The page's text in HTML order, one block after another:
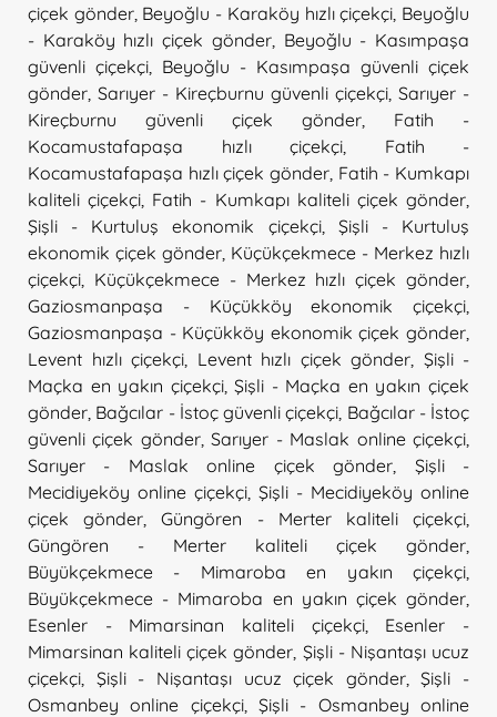
çiçek gönder, Beyoğlu - Karaköy hızlı çiçekçi Beyoğlu
- Karaköy hızlı çiçek gönder, Beyoğlu - Kasımpaşa
güvenli çiçekçi
Beyoğlu - Kasımpaşa güvenli çiçek
gönder Sarıyer - Kireçburnu güvenli çiçekçi Sarıyer -
Kireçburnu güvenli çiçek gönder
Fatih -
Kocamustafapaşa hızlı çiçekçi
Fatih -
Kocamustafapaşa hızlı çiçek gönder Fatih - Kumkapı
kaliteli çiçekçi Fatih - Kumkapı kaliteli çiçek gönder
Şişli - Kurtuluş ekonomik çiçekçi, Şişli - Kurtuluş
ekonomik çiçek gönder Küçükçekmece - Merkez hızlı
çiçekçi
Küçükçekmece - Merkez hızlı çiçek gönder
Gaziosmanpaşa - Küçükköy ekonomik çiçekçi
Gaziosmanpaşa - Küçükköy ekonomik çiçek gönder
Levent hızlı çiçekçi
Levent hızlı çiçek gönder Şişli -
Maçka en yakın çiçekçi,Şişli - Maçka en yakın çiçek
gönder Bağcılar - İstoç güvenli çiçekçi Bağcılar - İstoç
güvenli çiçek gönder,Sarıyer - Maslak online çiçekçi
Sarıyer - Maslak online çiçek gönder
Şişli -
Mecidiyeköy online çiçekçi Şişli - Mecidiyeköy online
çiçek gönder ,Güngören - Merter kaliteli çiçekçi
Güngören - Merter kaliteli çiçek gönder
Büyükçekmece - Mimaroba en yakın çiçekçi
Büyükçekmece - Mimaroba en yakın çiçek gönder
Esenler - Mimarsinan kaliteli çiçekçi, Esenler -
Mimarsinan kaliteli çiçek gönder Şişli - Nişantaşı ucuz
çiçekçi
Şişli - Nişantaşı ucuz çiçek gönder,Şişli -
Osmanbey online çiçekçi,Şişli - Osmanbey online